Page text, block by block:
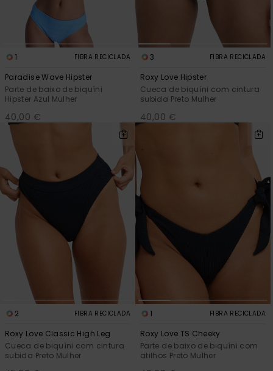
1 FIBRA RECICLADA
Paradise Wave Hipster
Parte de baixo de biquíni
Hipster Azul Mulher
40,00 €
3 FIBRA RECICLADA
Roxy Love Hipster
Cueca de biquíni com cintura
subida Preto Mulher
40,00 €
2 FIBRA RECICLADA
Roxy Love Classic High Leg
Cueca de biquíni com cintura
subida Preto Mulher
1 FIBRA RECICLADA
Roxy Love TS Cheeky
Parte de baixo de biquíni com
atilhos Preto Mulher